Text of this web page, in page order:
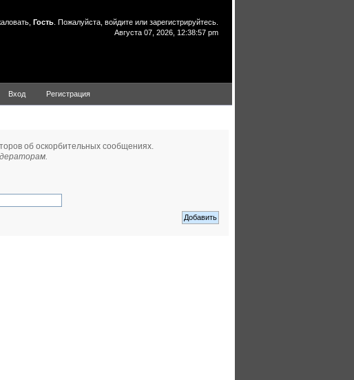
Гость . Пожалуйста, войдите или зарегистрируйтесь
Августа 07, 2026, 12:38:57 pm
Вход Регистрация
об оскорбительных сообщениях.